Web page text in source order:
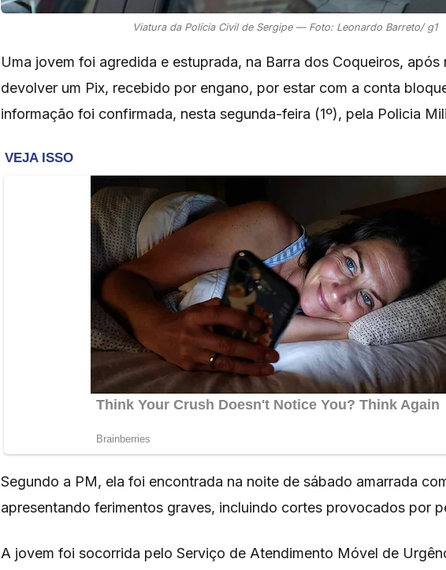
Viatura da Polícia Civil de Sergipe — Foto: Leonardo Barreto/ g1
Uma jovem foi agredida e estuprada, na Barra dos Coqueiros, após
devolver um Pix, recebido por engano, por estar com a conta
informação foi confirmada, nesta segunda-feira (1º), pela Policia
Segundo a PM, ela foi encontrada na noite de sábado amarrada
apresentando ferimentos graves, incluindo cortes provocados por
A jovem foi socorrida pelo Serviço de Atendimento Móvel de